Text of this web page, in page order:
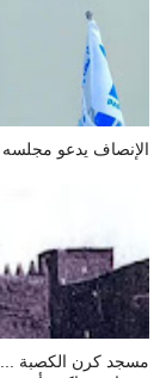
الإنصاف يدعو مجلسه
مسجد كرن الكصبة